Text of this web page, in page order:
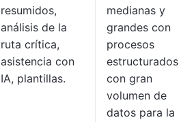
resumidos,
análisis de la
ruta crítica,
asistencia con
IA, plantillas.
medianas y
grandes con
procesos
estructurados y
con gran
volumen de
datos para la